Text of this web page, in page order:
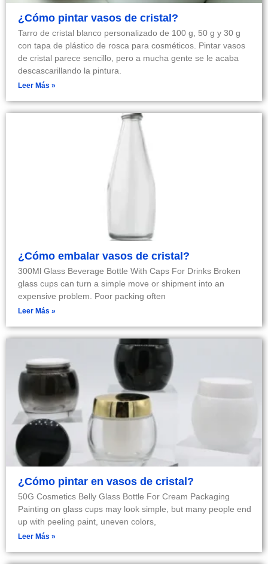
¿Cómo pintar vasos de cristal?
Tarro de cristal blanco personalizado de 100 g, 50 g y 30 g
con tapa de plástico de rosca para cosméticos. Pintar vasos
de cristal parece sencillo, pero a mucha gente se le acaba
descascarillando la pintura.
Leer Más »
¿Cómo embalar vasos de cristal?
300Ml Glass Beverage Bottle With Caps For Drinks Broken
glass cups can turn a simple move or shipment into an
expensive problem. Poor packing often
Leer Más »
¿Cómo pintar en vasos de cristal?
50G Cosmetics Belly Glass Bottle For Cream Packaging
Painting on glass cups may look simple, but many people end
up with peeling paint, uneven colors,
Leer Más »